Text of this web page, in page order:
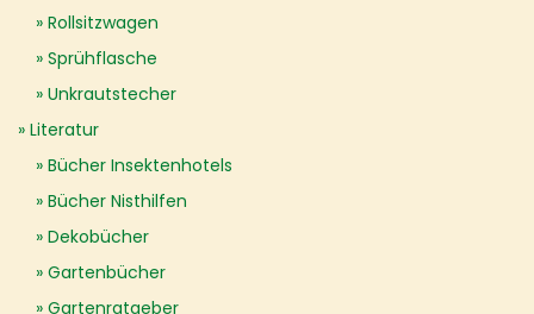
Rollsitzwagen
Sprühflasche
Unkrautstecher
Literatur
Bücher Insektenhotels
Bücher Nisthilfen
Dekobücher
Gartenbücher
Gartenratgeber